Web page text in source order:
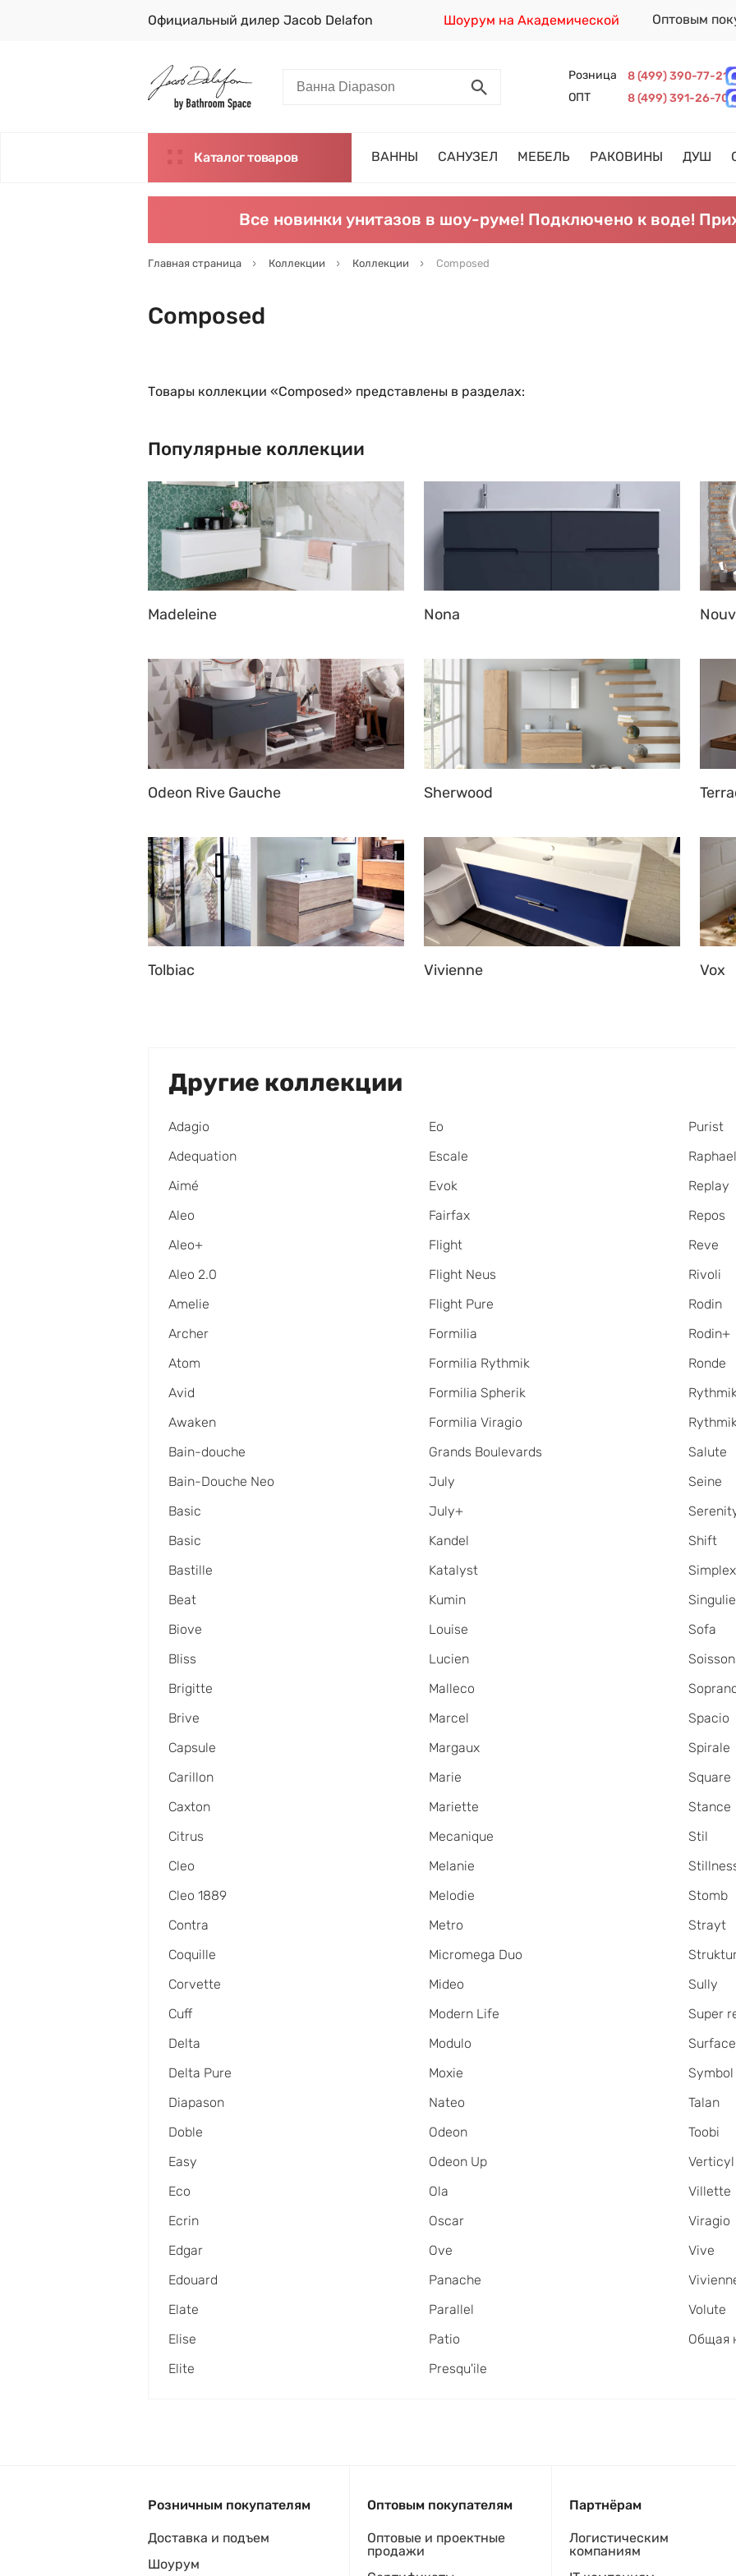
Официальный дилер Jacob Delafon Шоурум на Академической Оптовым
Розница
8 (499) 390-77-21
ОПТ
8 (499) 391-26-70
Каталог товаров ВАННЫ САНУЗЕЛ МЕБЕЛЬ РАКОВИНЫ ДУШ
Все новинки унитазов в шоу-руме! Подключено к воде!
Главная страница Коллекции Коллекции Composed
Composed
Товары коллекции «Composed» представлены в разделах:
Популярные коллекции
Madeleine Nona
Odeon Rive Gauche Sherwood
Tolbiac Vivienne Vox
Другие коллекции
Adagio
Adequation
Aimé
Aleo
Aleo+
Aleo 2.0
Amelie
Archer
Atom
Avid
Awaken
Bain-douche
Bain-Douche Neo
Basic
Basic
Bastille
Beat
Biove
Bliss
Brigitte
Brive
Capsule
Carillon
Caxton
Citrus
Cleo
Cleo 1889
Contra
Coquille
Corvette
Cuff
Delta
Delta Pure
Diapason
Doble
Easy
Eco
Ecrin
Edgar
Edouard
Elate
Elise
Elite
Eo
Escale
Evok
Fairfax
Flight
Flight Neus
Flight Pure
Formilia
Formilia Rythmik
Formilia Spherik
Formilia Viragio
Grands Boulevards
July
July+
Kandel
Katalyst
Kumin
Louise
Lucien
Malleco
Marcel
Margaux
Marie
Mariette
Mecanique
Melanie
Melodie
Metro
Micromega Duo
Mideo
Modern Life
Modulo
Moxie
Nateo
Odeon
Odeon Up
Ola
Oscar
Ove
Panache
Parallel
Patio
Presqu'ile
Purist
Replay
Repos
Reve
Rivoli
Rodin
Rodin+
Ronde
Salute
Seine
Shift
Simplex
Sofa
Spacio
Spirale
Square
Stance
Stil
Stomb
Strayt
Sully
Super
Surface
Symbol
Talan
Toobi
Verticyl
Villette
Viragio
Vive
Volute
Общая
Розничным покупателям
Доставка и подъем
Шоурум
Оптовым покупателям
Оптовые и проектные
продажи
Партнёрам
Логистическим
компаниям